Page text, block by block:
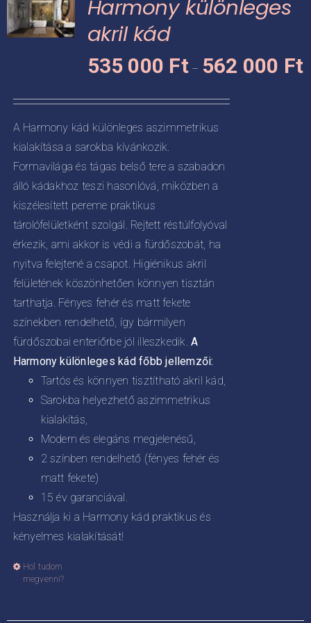
van.
A
változatok
a
választhatók
ki
Harmony különleges
akril kád
535 000 Ft – 562 000 Ft
A Harmony kád különleges aszimmetrikus
kialakítása a sarokba kívánkozik.
Formavilága és tágas belső tere a szabadon
álló kádakhoz teszi hasonlóvá, miközben a
kiszélesített pereme praktikus
tárolófelületként szolgál. Rejtett réstúlfolyóval
érkezik, ami akkor is védi a fürdőszobát, ha
nyitva felejtené a csapot. Higiénikus akril
felületének köszönhetően könnyen tisztán
tarthatja. Fényes fehér és matt fekete
színekben rendelhető, így bármilyen
fürdőszobai enteriőrbe jól illeszkedik.A
Harmony különleges kád főbb jellemzői:
Tartós és könnyen tisztítható akril kád,
Sarokba helyezhető aszimmetrikus
kialakítás,
Modern és elegáns megjelenésű,
2 színben rendelhető (fényes fehér és
matt fekete)
15 év garanciával.
Használja ki a Harmony kád praktikus és
kényelmes kialakítását!
Hol tudom
megvenni?